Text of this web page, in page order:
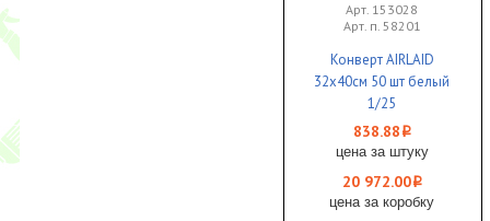
Арт. 153028
Арт. п. 58201
Конверт AIRLAID
32x40см 50 шт белый
1/25
838.88 i
цена за штуку
20 972.00i
цена за коробку